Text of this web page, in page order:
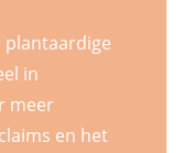
plantaardige
in
meer
en het